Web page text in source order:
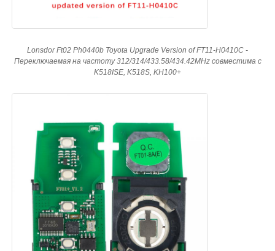
Lonsdor Ft02 Ph0440b Toyota Upgrade Version of FT11-H0410C -
Переключаемая на частоту 312/314/433.58/434.42MHz совместима с
K518ISE, K518S, KH100+